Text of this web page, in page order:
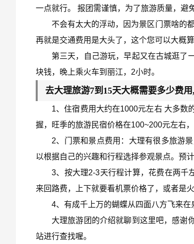
一点就行。 报团需谨慎，为了旅游质量，避
不会有太大的浮动，因为景区门票啥的
再就是交通费用是大头了，这个您可以大概
第三天，自己游玩，早起又在古城逛了
块钱，晚上乘火车到丽江，2小时。
去大理旅游7到15天大概需要多少费
1、住宿费用大约在1000元左右 大多数
握，旺季的旅游民宿价格在100~200元左右
2、门票和景点费用：大理有很多旅游
以根据自己的兴趣和行程选择参观景点。预
3、按大理2-3天行程计算，花费在两千
来回路费，上下就要看机票价格了，或者是火
4、有成千上万的蝴蝶从四面八方飞来在
大理旅游团的介绍就聊到这里吧，感谢
站进行查找喔。